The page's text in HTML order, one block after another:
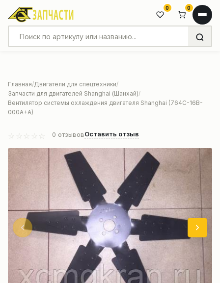
0 0
Главная Двигатели для спецтехники
Запчасти для двигателей Shanghai (Шанхай)
Вентилятор системы охлаждения двигателя Shanghai (764C-16B-
000A+A)
0 отзывовОставить отзыв